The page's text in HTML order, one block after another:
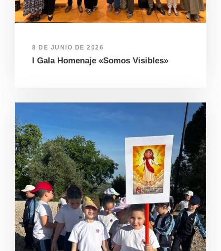
8 DE JUNIO DE 2026
I Gala Homenaje «Somos Visibles»